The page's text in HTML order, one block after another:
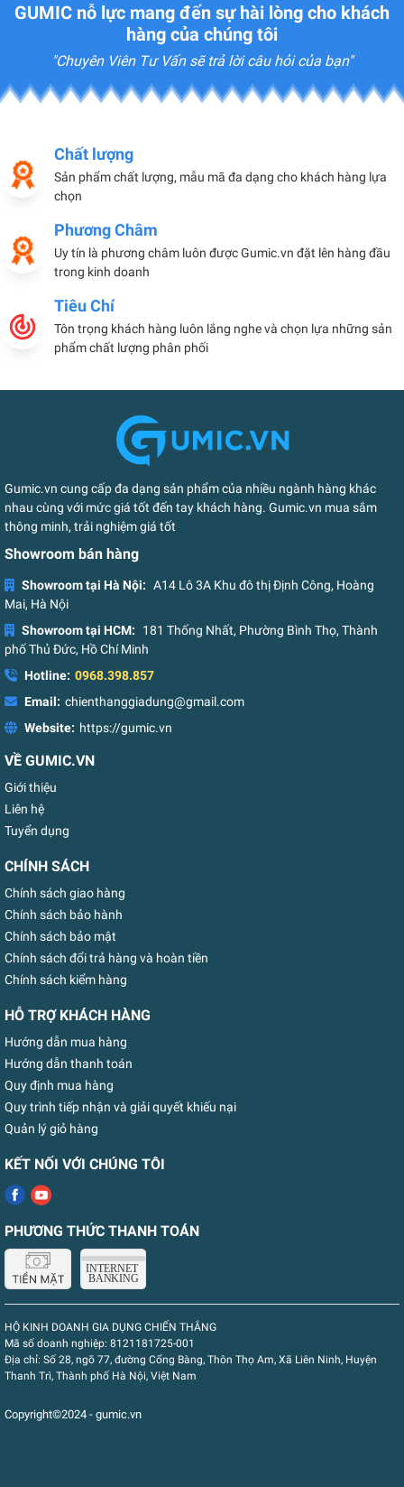
GUMIC nỗ lực mang đến sự hài lòng cho khách
hàng của chúng tôi
"Chuyên Viên Tư Vấn sẽ trả lời câu hỏi của bạn"
Chất lượng
Sản phẩm chất lượng, mẫu mã đa dạng cho khách hàng lựa
chọn
Phương Châm
Uy tín là phương châm luôn được Gumic.vn đặt lên hàng đầu
trong kinh doanh
Tiêu Chí
Tôn trọng khách hàng luôn lắng nghe và chọn lựa những sản
phẩm chất lượng phân phối
Gumic.vn cung cấp đa dạng sản phẩm của nhiều ngành hàng khác
nhau cùng với mức giá tốt đến tay khách hàng. Gumic.vn mua sắm
thông minh, trải nghiệm giá tốt
Showroom bán hàng
Showroom tại Hà Nội: A14 Lô 3A Khu đô thị Định Công, Hoàng
Mai, Hà Nội
Showroom tại HCM:
181 Thống Nhất, Phường Bình Thọ, Thành
phố Thủ Đức, Hồ Chí Minh
Hotline: 0968.398.857
Email: chienthanggiadung@gmail.com
Website: https://gumic.vn
VỀ GUMIC.VN
Giới thiệu
Liên hệ
Tuyển dụng
CHÍNH SÁCH
Chính sách giao hàng
Chính sách bảo hành
Chính sách bảo mật
Chính sách đổi trả hàng và hoàn tiền
Chính sách kiểm hàng
HỖ TRỢ KHÁCH HÀNG
Hướng dẫn mua hàng
Hướng dẫn thanh toán
Quy định mua hàng
Quy trình tiếp nhận và giải quyết khiếu nại
Quản lý giỏ hàng
KẾT NỐI VỚI CHÚNG TÔI
PHƯƠNG THỨC THANH TOÁN
HỘ KINH DOANH GIA DỤNG CHIẾN THẮNG
Mã số doanh nghiệp: 8121181725-001
Địa chỉ: Số 28, ngõ 77, đường Cổng Bàng, Thôn Thọ Am, Xã Liên Ninh, Huyện
Thanh Trì, Thành phố Hà Nội, Việt Nam
Copyright©2024 - gumic.vn